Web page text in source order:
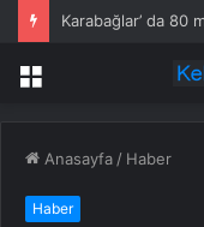
Menü
Anasayfa / Haber
Haber